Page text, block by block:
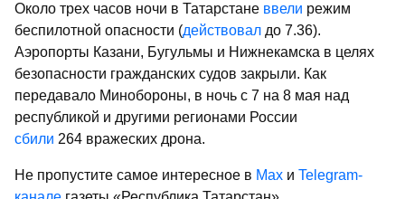
Около трех часов ночи в Татарстане ввели режим
беспилотной опасности (действовал до 7.36).
Аэропорты Казани, Бугульмы и Нижнекамска в целях
безопасности гражданских судов закрыли. Как
передавало Минобороны, в ночь с 7 на 8 мая над
республикой и другими регионами России
сбили 264 вражеских дрона.
Не пропустите самое интересное в Max и Telegram-